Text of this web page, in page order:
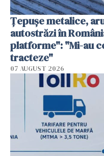
Țepușe metalice,
autostrăzi în
platforme": "Mi-au
tracteze"
07 AUGUST 2026